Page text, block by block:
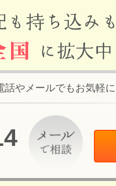
やメールでもお気軽に